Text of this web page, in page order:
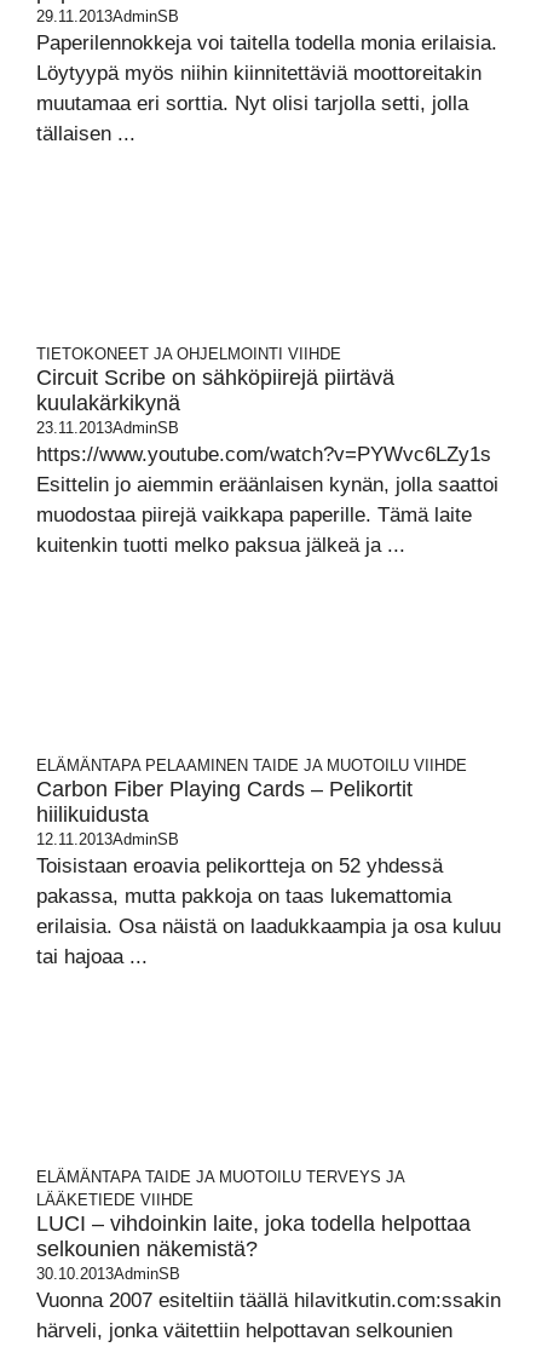
29.11.2013AdminSB
Paperilennokkeja voi taitella todella monia erilaisia.
Löytyypä myös niihin kiinnitettäviä moottoreitakin
muutamaa eri sorttia. Nyt olisi tarjolla setti, jolla
tällaisen ...
TIETOKONEET JA OHJELMOINTI VIIHDE
Circuit Scribe on sähköpiirejä piirtävä
kuulakärkikynä
23.11.2013AdminSB
https://www.youtube.com/watch?v=PYWvc6LZy1s
Esittelin jo aiemmin eräänlaisen kynän, jolla saattoi
muodostaa piirejä vaikkapa paperille. Tämä laite
kuitenkin tuotti melko paksua jälkeä ja ...
ELÄMÄNTAPA PELAAMINEN TAIDE JA MUOTOILU VIIHDE
Carbon Fiber Playing Cards – Pelikortit
hiilikuidusta
12.11.2013AdminSB
Toisistaan eroavia pelikortteja on 52 yhdessä
pakassa, mutta pakkoja on taas lukemattomia
erilaisia. Osa näistä on laadukkaampia ja osa kuluu
tai hajoaa ...
ELÄMÄNTAPA TAIDE JA MUOTOILU TERVEYS JA
LÄÄKETIEDE VIIHDE
LUCI – vihdoinkin laite, joka todella helpottaa
selkounien näkemistä?
30.10.2013AdminSB
Vuonna 2007 esiteltiin täällä hilavitkutin.com:ssakin
härveli, jonka väitettiin helpottavan selkounien